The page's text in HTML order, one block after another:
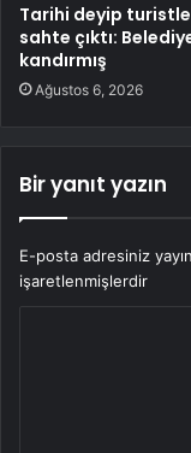
Tarihi deyip
sahte çıktı:
kandırmış
Ağustos 6, 2026
Bir yanıt yazın
E-posta adresiniz
işaretlenmişlerdir